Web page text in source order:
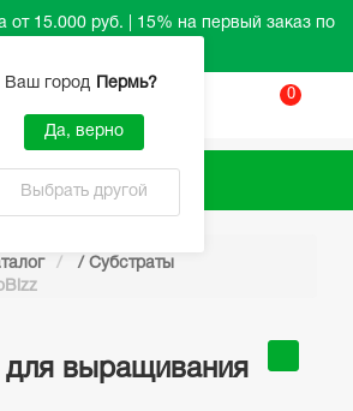
от 15.000 руб. | 15% на первый заказ по
Ваш город Пермь?
Да, верно
Выбрать другой
0
Каталог
/ Субстраты
выращивания